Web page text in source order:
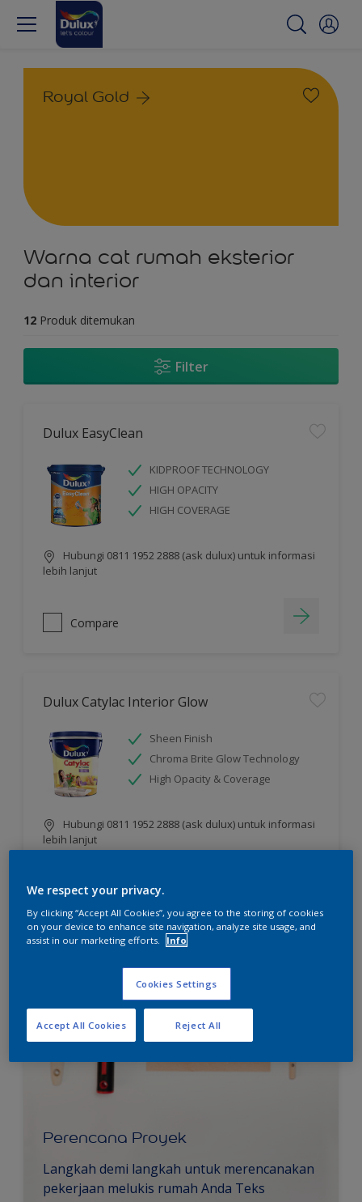
Royal Gold
Warna cat rumah eksterior
dan interior
12 Produk ditemukan
Filter
Dulux EasyClean
KIDPROOF TECHNOLOGY
HIGH OPACITY
HIGH COVERAGE
Hubungi 0811 1952 2888 (ask dulux) untuk informasi
lebih lanjut
Compare
Dulux Catylac Interior Glow
Sheen Finish
Chroma Brite Glow Technology
High Opacity & Coverage
Hubungi 0811 1952 2888 (ask dulux) untuk informasi
lebih lanjut
Compare
Perencana Proyek
Langkah demi langkah untuk merencanakan
pekerjaan melukis rumah Anda Teks
We respect your privacy.
By clicking “Accept All Cookies”, you agree to the storing of cookies
on your device to enhance site navigation, analyze site usage, and
assist in our marketing efforts.
Info
Cookies Settings
Reject All
Accept All Cookies